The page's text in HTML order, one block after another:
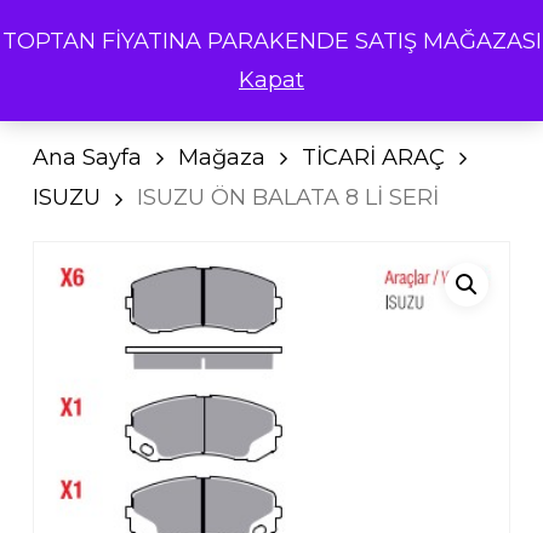
TOPTAN FİYATINA PARAKENDE SATIŞ MAĞAZASI
Kapat
to
search account
Menu
Close
Ana Sayfa Mağaza
TİCARİ ARAÇ
ISUZU
ISUZU ÖN BALATA 8 Lİ SERİ
SERİ” için yorum yapan ilk
kişi siz olun
E-posta adresiniz
alanlar
Derecelendirmeniz
Değerlendirmeniz